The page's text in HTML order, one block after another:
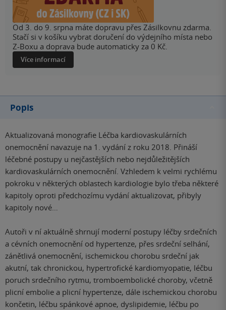
Od 3. do 9. srpna máte dopravu přes Zásilkovnu zdarma.
Stačí si v košíku vybrat doručení do výdejního místa nebo
Z-Boxu a doprava bude automaticky za 0 Kč.
Více informací
Popis
Aktualizovaná monografie Léčba kardiovaskulárních
onemocnění navazuje na 1. vydání z roku 2018. Přináší
léčebné postupy u nejčastějších nebo nejdůležitějších
kardiovaskulárních onemocnění. Vzhledem k velmi rychlému
pokroku v některých oblastech kardiologie bylo třeba některé
kapitoly oproti předchozímu vydání aktualizovat, přibyly
kapitoly nové…
Autoři v ní aktuálně shrnují moderní postupy léčby srdečních
a cévních onemocnění od hypertenze, přes srdeční selhání,
zánětlivá onemocnění, ischemickou chorobu srdeční jak
akutní, tak chronickou, hypertrofické kardiomyopatie, léčbu
poruch srdečního rytmu, tromboembolické choroby, včetně
plicní embolie a plicní hypertenze, dále ischemickou chorobu
končetin, léčbu spánkové apnoe, dyslipidemie, léčbu po